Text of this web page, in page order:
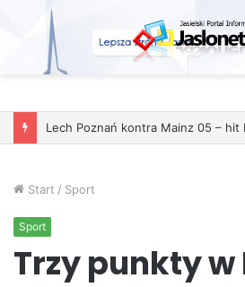
Start / Sport
Sport
Trzy punkty w